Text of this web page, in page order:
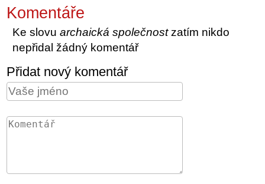
Komentáře
Ke slovuarchaická společnostzatím nikdo
nepřidal žádný komentář
Přidat nový komentář